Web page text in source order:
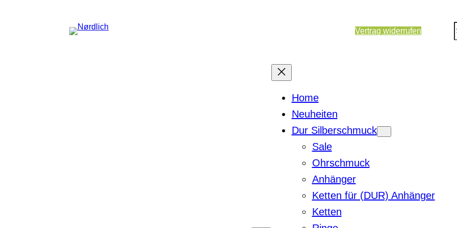
Vertrag widerrufen
Home
Neuheiten
Dur Silberschmuck
Sale
Ohrschmuck
Anhänger
Ketten für (DUR) Anhänger
Ketten